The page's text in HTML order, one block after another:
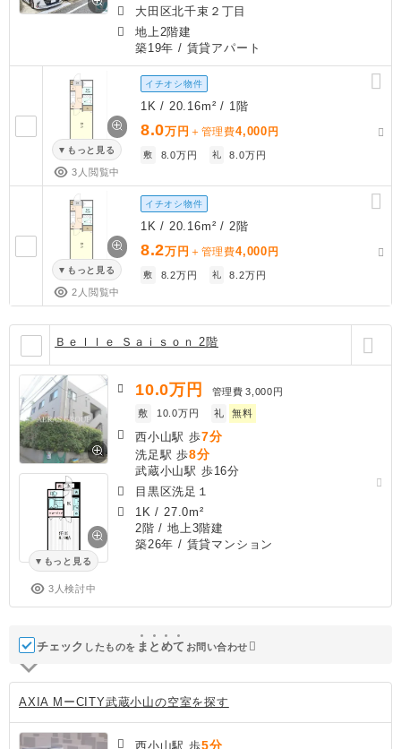
大田区北千束２丁目
地上2階建
築19年 / 賃貸アパート
もっと見る
3人閲覧中
イチオシ物件
1K / 20.16m² / 1階
8.0万円 ＋管理費4,000 円
敷 8.0万円 礼 8.0万円
もっと見る
2人閲覧中
イチオシ物件
1K / 20.16m² / 2階
8.2万円 ＋管理費4,000 円
敷 8.2万円 礼 8.2万円
Ｂｅｌｌｅ Ｓａｉｓｏｎ 2階
もっと見る
3人検討中
10.0万円 管理費 3,000円
敷
10.0万円 礼 無料
西小山駅 歩7分
洗足駅 歩8分
武蔵小山駅 歩16分
目黒区洗足１
1K / 27.0m²
2階 / 地上3階建
築26年 / 賃貸マンション
チェック したものを ま と めて お問い合わせ
AXIA MーCITY武蔵小山の空室を探す
西小山駅 歩5分